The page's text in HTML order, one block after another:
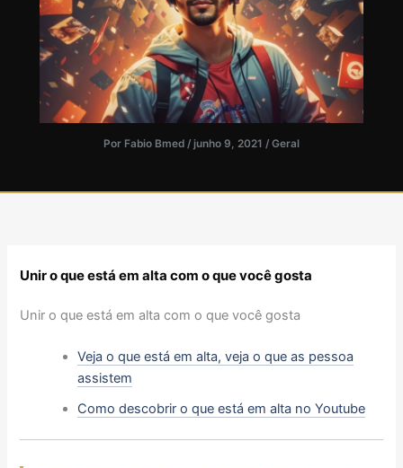
Por Fabio Bmed / junho 9, 2021 / Geral
Unir o que está em alta com o que você gosta
Unir o que está em alta com o que você gosta
Veja o que está em alta, veja o que as pessoa
assistem
Como descobrir o que está em alta no Youtube